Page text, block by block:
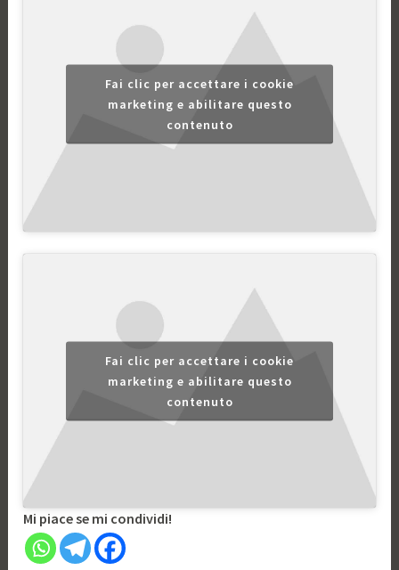
Fai clic per accettare i cookie
marketing e abilitare questo
contenuto
Fai clic per accettare i cookie
marketing e abilitare questo
contenuto
Mi piace se mi condividi!